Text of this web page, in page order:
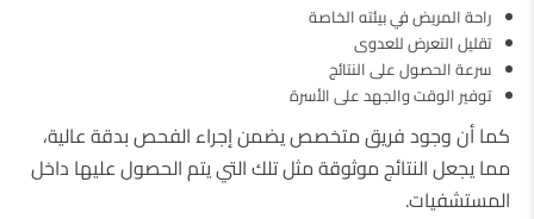
راحة المريض في بيئته الخاصة
تقليل التعرض للعدوى
سرعة الحصول على النتائج
توفير الوقت والجهد على الأسرة
كما أن وجود فريق متخصص يضمن إجراء الفحص بدقة عالية،
مما يجعل النتائج موثوقة مثل تلك التي يتم الحصول عليها داخل
المستشفيات.